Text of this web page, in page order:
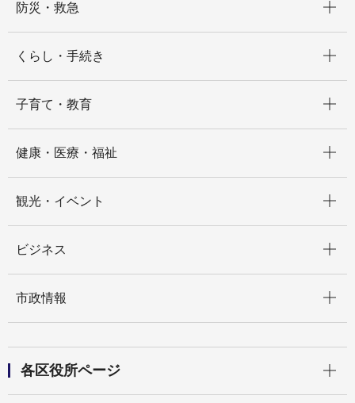
防災・救急
くらし・手続き
子育て・教育
健康・医療・福祉
観光・イベント
ビジネス
市政情報
各区役所ページ